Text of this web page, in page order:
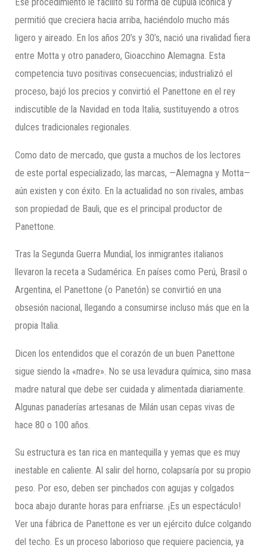
Ese procedimiento le facilitó su forma de cúpula icónica y
permitió que creciera hacia arriba, haciéndolo mucho más
ligero y aireado. En los años 20’s y 30’s, nació una rivalidad fiera
entre Motta y otro panadero, Gioacchino Alemagna. Esta
competencia tuvo positivas consecuencias; industrializó el
proceso, bajó los precios y convirtió el Panettone en el rey
indiscutible de la Navidad en toda Italia, sustituyendo a otros
dulces tradicionales regionales.
Como dato de mercado, que gusta a muchos de los lectores
de este portal especializado; las marcas, —Alemagna y Motta—
aún existen y con éxito. En la actualidad no son rivales, ambas
son propiedad de Bauli, que es el principal productor de
Panettone.
Tras la Segunda Guerra Mundial, los inmigrantes italianos
llevaron la receta a Sudamérica. En países como Perú, Brasil o
Argentina, el Panettone (o Panetón) se convirtió en una
obsesión nacional, llegando a consumirse incluso más que en la
propia Italia.
Dicen los entendidos que el corazón de un buen Panettone
sigue siendo la «madre». No se usa levadura química, sino masa
madre natural que debe ser cuidada y alimentada diariamente.
Algunas panaderías artesanas de Milán usan cepas vivas de
hace 80 o 100 años.
Su estructura es tan rica en mantequilla y yemas que es muy
inestable en caliente. Al salir del horno, colapsaría por su propio
peso. Por eso, deben ser pinchados con agujas y colgados
boca abajo durante horas para enfriarse. ¡Es un espectáculo!
Ver una fábrica de Panettone es ver un ejército dulce colgando
del techo. Es un proceso laborioso que requiere paciencia, ya